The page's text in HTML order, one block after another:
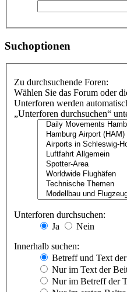
Suchoptionen
Zu durchsuchende Foren:
Wählen Sie das Forum oder
Unterforen werden
„Unterforen durchsuchen“
Unterforen durchsuchen:
Ja
Nein
Innerhalb suchen:
Betreff und Text
Nur im Text der
Nur im Betreff der